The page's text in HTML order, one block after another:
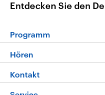
Entdecken Sie den
Programm
Programm
Die Nachrichten
Hören
Livestream
Kontakt
Hörerservice